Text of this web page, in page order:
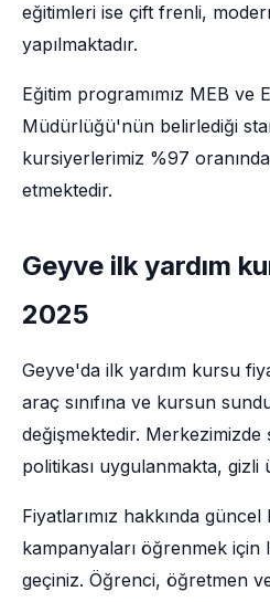
eğitimleri ise çift frenli,
yapılmaktadır.
Eğitim programımız MEB ve
Müdürlüğü'nün belirlediği
kursiyerlerimiz %97
etmektedir.
Geyve ilk yardım
2025
Geyve'da ilk yardım kursu
araç sınıfına ve kursun
değişmektedir. Merkezimizde
politikası uygulanmakta, gizli
Fiyatlarımız hakkında
kampanyaları öğrenmek için
geçiniz. Öğrenci, öğretmen